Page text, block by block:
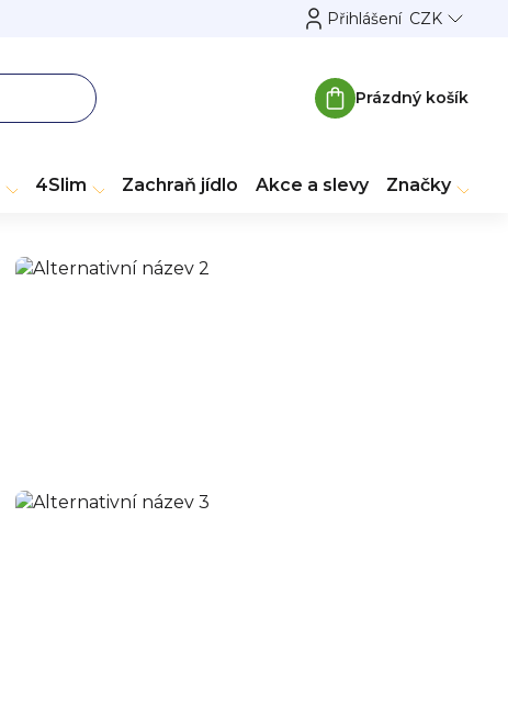
CZK
Přihlášení
Nákupní
Prázdný košík
4Slim Zachraň jídlo Akce a slevy Značky